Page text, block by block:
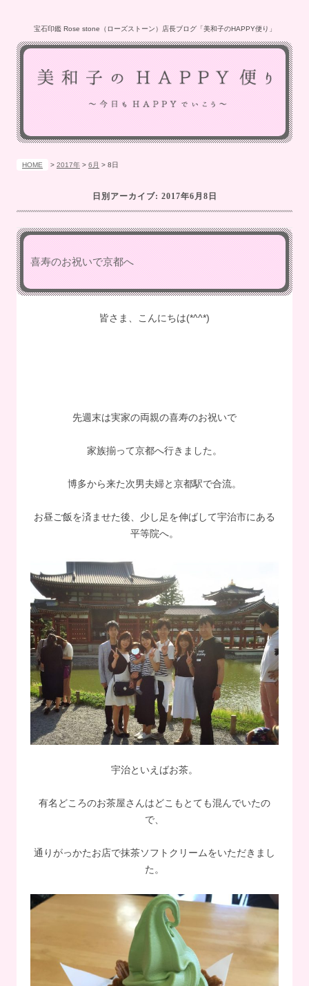
宝石印鑑 Rose stone（ローズストーン）店長ブログ「美和子のHAPPY便り」
HOME > 2017年 > 6月 > 8日
日別アーカイブ: 2017年6月8日
喜寿のお祝いで京都へ
皆さま、こんにちは(*^^*)
先週末は実家の両親の喜寿のお祝いで
家族揃って京都へ行きました。
博多から来た次男夫婦と京都駅で合流。
お昼ご飯を済ませた後、少し足を伸ばして宇治市にある
平等院へ。
宇治といえばお茶。
有名どころのお茶屋さんはどこもとても混んでいたの
で、
通りがっかたお店で抹茶ソフトクリームをいただきまし
た。